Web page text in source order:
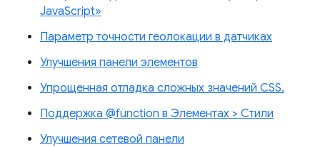
JavaScript»
Параметр точности геолокации в датчиках
Улучшения панели элементов
Упрощенная отладка сложных значений CSS.
Поддержка @function в Элементах > Стили
Улучшения сетевой панели